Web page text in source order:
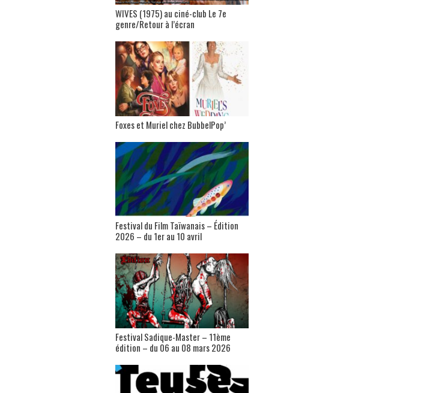
WIVES (1975) au ciné-club Le 7e
genre/Retour à l’écran
Foxes et Muriel chez BubbelPop’
Festival du Film Taïwanais – Édition
2026 – du 1er au 10 avril
Festival Sadique-Master – 11ème
édition – du 06 au 08 mars 2026